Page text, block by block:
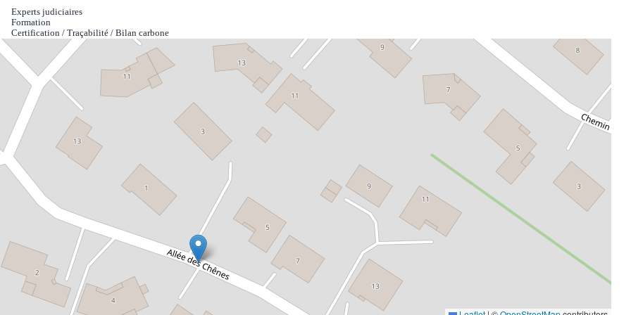
Experts judiciaires
Formation
Certification / Traçabilité / Bilan carbone